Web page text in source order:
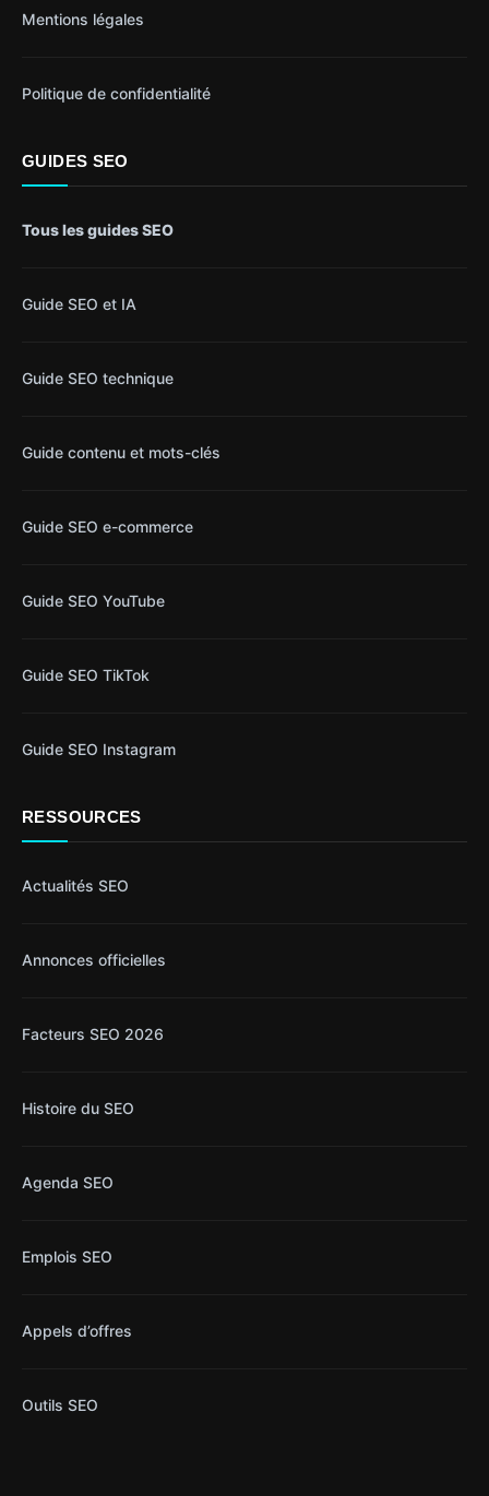
Mentions légales
Politique de confidentialité
GUIDES SEO
Tous les guides SEO
Guide SEO et IA
Guide SEO technique
Guide contenu et mots-clés
Guide SEO e-commerce
Guide SEO YouTube
Guide SEO TikTok
Guide SEO Instagram
RESSOURCES
Actualités SEO
Annonces officielles
Facteurs SEO 2026
Histoire du SEO
Agenda SEO
Emplois SEO
Appels d’offres
Outils SEO